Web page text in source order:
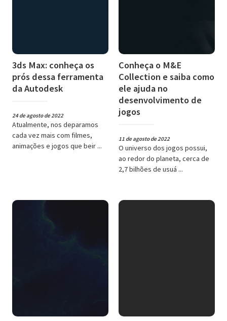
3ds Max: conheça os
prós dessa ferramenta
da Autodesk
24 de agosto de 2022
Atualmente, nos deparamos
cada vez mais com filmes,
animações e jogos que beir ...
Conheça o M&E
Collection e saiba como
ele ajuda no
desenvolvimento de
jogos
11 de agosto de 2022
O universo dos jogos possui,
ao redor do planeta, cerca de
2,7 bilhões de usuá ...